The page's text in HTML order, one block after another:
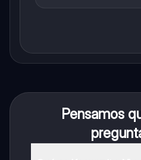
Pensamos